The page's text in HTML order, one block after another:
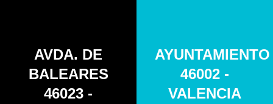
AVDA. DE
BALEARES
46023 -
AYUNTAMIENTO
46002 -
VALENCIA